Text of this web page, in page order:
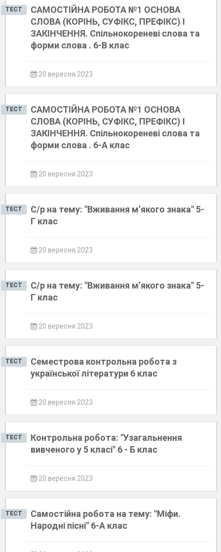
ТЕСТ
САМОСТІЙНА РОБОТА №1 ОСНОВА
СЛОВА (КОРІНЬ, СУФІКС, ПРЕФІКС) І
ЗАКІНЧЕННЯ. Спільнокореневі слова та
форми слова . 6-В клас
20 вересня 2023
ТЕСТ
САМОСТІЙНА РОБОТА №1 ОСНОВА
СЛОВА (КОРІНЬ, СУФІКС, ПРЕФІКС) І
ЗАКІНЧЕННЯ. Спільнокореневі слова та
форми слова . 6-А клас
20 вересня 2023
ТЕСТ
С/р на тему: "Вживання м’якого знака" 5-
Г клас
20 вересня 2023
ТЕСТ
С/р на тему: "Вживання м’якого знака" 5-
Г клас
20 вересня 2023
ТЕСТ
Семестрова контрольна робота з
української літератури 6 клас
20 вересня 2023
ТЕСТ
Контрольна робота: "Узагальнення
вивченого у 5 класі" 6 - Б клас
20 вересня 2023
ТЕСТ
Самостійна робота на тему: "Міфи.
Народні пісні" 6-А клас